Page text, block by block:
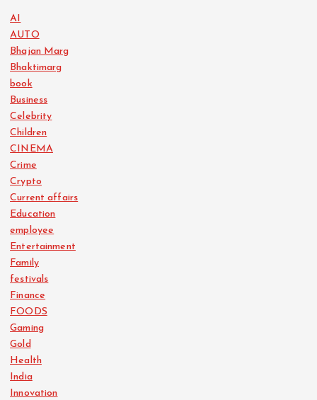
AI
AUTO
Bhajan Marg
Bhaktimarg
book
Business
Celebrity
Children
CINEMA
Crime
Crypto
Current affairs
Education
employee
Entertainment
Family
festivals
Finance
FOODS
Gaming
Gold
Health
India
Innovation